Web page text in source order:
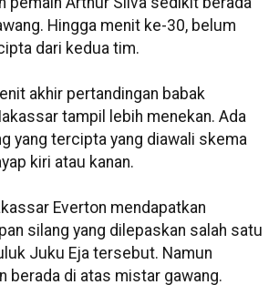
Hingga menit ke-30, belum
dari kedua tim.
akhir pertandingan babak
tampil lebih menekan. Ada
yang tercipta yang diawali skema
kiri atau kanan.
Everton mendapatkan
silang yang dilepaskan salah satu
Juku Eja tersebut. Namun
berada di atas mistar gawang.